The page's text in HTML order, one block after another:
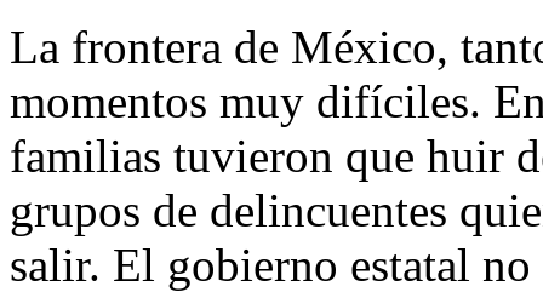
La frontera de México,
momentos muy difíciles.
familias tuvieron que huir
grupos de delincuentes
salir. El gobierno estatal no